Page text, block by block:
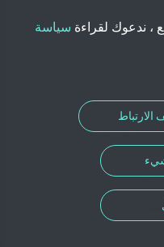
المدونة
، ندعوك لقراءة سياسة
الارتباط